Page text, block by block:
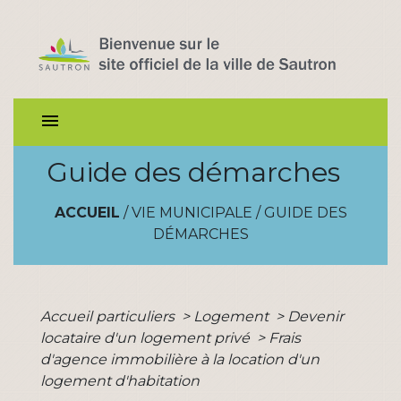
menu
Guide des démarches
ACCUEIL / VIE MUNICIPALE / GUIDE DES
DÉMARCHES
Accueil particuliers > Logement > Devenir
locataire d'un logement privé > Frais
d'agence immobilière à la location d'un
logement d'habitation